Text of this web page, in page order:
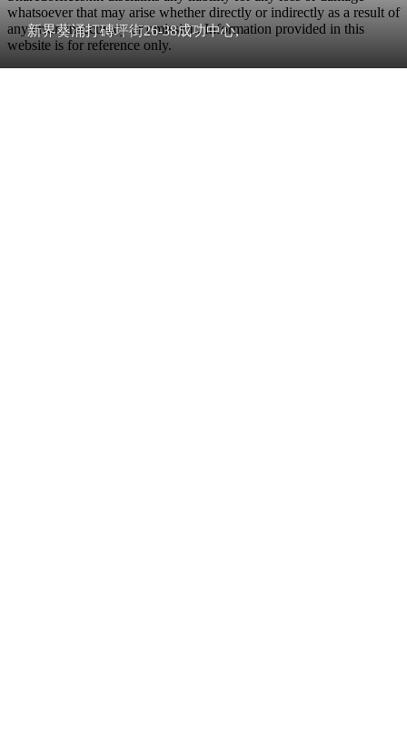
新界葵涌打磚坪街26-38成功中心‎,
whatsoever that may arise whether directly or indirectly as a result of
any error, inaccuracy or omission. Information provided in this
website is for reference only.